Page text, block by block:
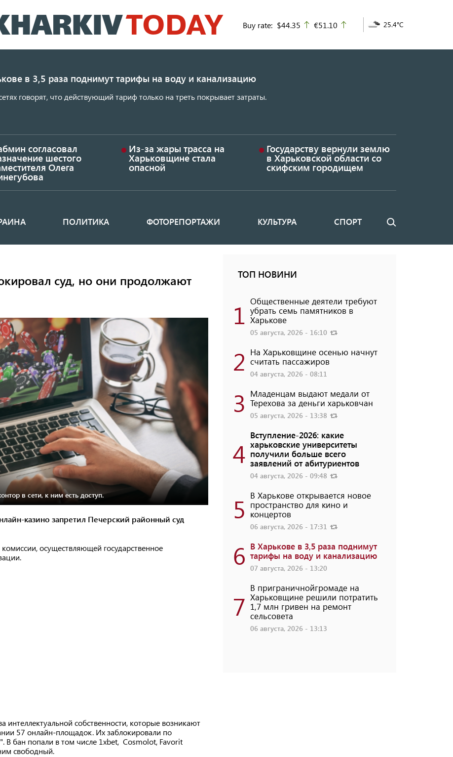
к
основному
Buy rate: $44.35 up
€51.10 25.4°C
в 3,5 раза поднимут тарифы на воду и канализацию
говорят, что действующий тариф только на треть покрывает затраты.
согласовал
шестого
Олега
Из-за жары трасса на
Харьковщине стала
опасной
Государству вернули землю
в Харьковской области со
скифским городищем
ПОЛИТИКА ФОТОРЕПОРТАЖИ КУЛЬТУРА СПОРТ Поиск
суд, но они продолжают
в сети, к ним есть доступ.
казино запретил Печерский районный суд
осуществляющей государственное
собственности, которые возникают
57 онлайн-площадок. Их заблокировали по
В бан попали в том числе 1xbet, Cosmolot, Favorit
свободный.
ТОП НОВИНИ
1 Общественные деятели требуют
убрать семь памятников в
Харькове
05 августа, 2026 - 16:10
2 На Харьковщине осенью начнут
считать пассажиров
04 августа, 2026 - 08:11
3 Младенцам выдают медали от
Терехова за деньги харьковчан
05 августа, 2026 - 13:38
4
Вступление-2026: какие
харьковские университеты
получили больше всего
заявлений от абитуриентов
04 августа, 2026 - 09:48
5 В Харькове открывается новое
пространство для кино и
концертов
06 августа, 2026 - 17:31
6 В Харькове в 3,5 раза поднимут
тарифы на воду и канализацию
07 августа, 2026 - 13:20
7
В приграничнойгромаде на
Харьковщине решили потратить
1,7 млн ​​гривен на ремонт
сельсовета
06 августа, 2026 - 13:13